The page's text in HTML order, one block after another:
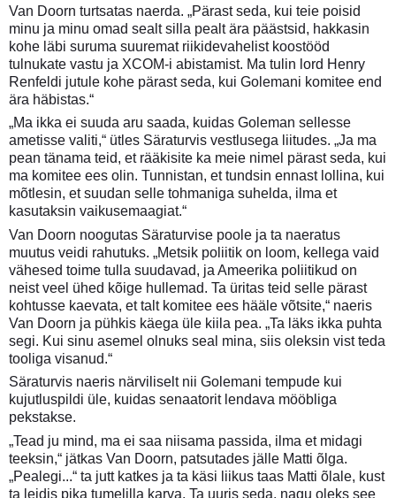
Van Doorn turtsatas naerda. „Pärast seda, kui teie poisid
minu ja minu omad sealt silla pealt ära päästsid, hakkasin
kohe läbi suruma suuremat riikidevahelist koostööd
tulnukate vastu ja XCOM-i abistamist. Ma tulin lord Henry
Renfeldi jutule kohe pärast seda, kui Golemani komitee end
ära häbistas.“
„Ma ikka ei suuda aru saada, kuidas Goleman sellesse
ametisse valiti,“ ütles Säraturvis vestlusega liitudes. „Ja ma
pean tänama teid, et rääkisite ka meie nimel pärast seda, kui
ma komitee ees olin. Tunnistan, et tundsin ennast lollina, kui
mõtlesin, et suudan selle tohmaniga suhelda, ilma et
kasutaksin vaikusemaagiat.“
Van Doorn noogutas Säraturvise poole ja ta naeratus
muutus veidi rahutuks. „Metsik poliitik on loom, kellega vaid
vähesed toime tulla suudavad, ja Ameerika poliitikud on
neist veel ühed kõige hullemad. Ta üritas teid selle pärast
kohtusse kaevata, et talt komitee ees hääle võtsite,“ naeris
Van Doorn ja pühkis käega üle kiila pea. „Ta läks ikka puhta
segi. Kui sinu asemel olnuks seal mina, siis oleksin vist teda
tooliga visanud.“
Säraturvis naeris närviliselt nii Golemani tempude kui
kujutluspildi üle, kuidas senaatorit lendava mööbliga
pekstakse.
„Tead ju mind, ma ei saa niisama passida, ilma et midagi
teeksin,“ jätkas Van Doorn, patsutades jälle Matti õlga.
„Pealegi...“ ta jutt katkes ja ta käsi liikus taas Matti õlale, kust
ta leidis pika tumelilla karva. Ta uuris seda, nagu oleks see